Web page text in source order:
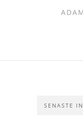
SENASTE